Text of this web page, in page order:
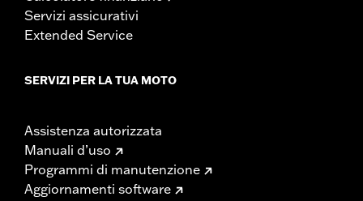
Servizi assicurativi
Extended Service
SERVIZI PER LA TUA MOTO
Assistenza autorizzata
Manuali d’uso
Programmi di manutenzione
Aggiornamenti software